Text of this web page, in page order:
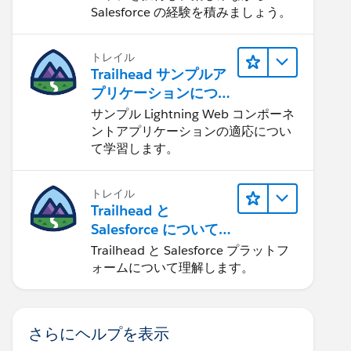
Salesforce の経験を積みましょう。
トレイル
Trailhead サンプルア
プリケーションにつ
いて知る
サンプル Lightning Web コンポーネ
ントアプリケーションの適応につい
て学習します。
トレイル
Trailhead と
Salesforce について
学ぶ
Trailhead と Salesforce プラットフ
ォームについて理解します。
さらにヘルプを表示